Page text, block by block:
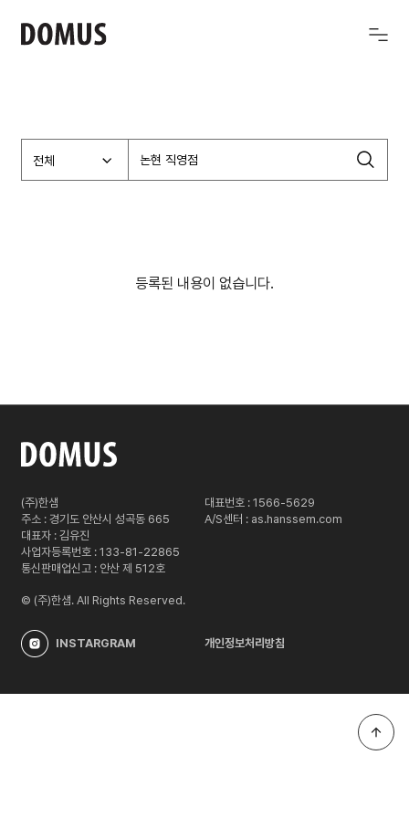
전체
등록된 내용이 없습니다.
(주)한샘
주소 : 경기도 안산시 성곡동 665
대표자 : 김유진
사업자등록번호 : 133-81-22865
통신판매업신고 : 안산 제 512호
대표번호 : 1566-5629
A/S센터 : as.hanssem.com
© (주)한샘. All Rights Reserved.
INSTARGRAM 개인정보처리방침